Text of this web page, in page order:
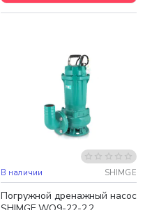
Бесплатная доставка
В наличии SHIMGE
Погружной дренажный насос